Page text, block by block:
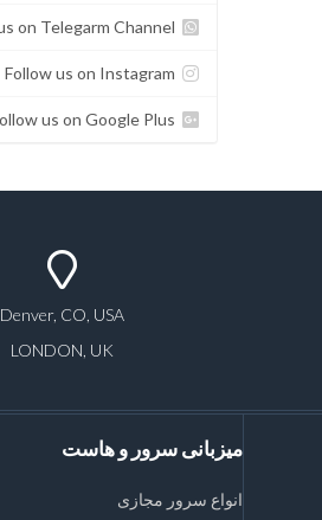
Denver, CO, USA
LONDON, UK
میزبانی سرور و هاست
انواع سرور مجازی